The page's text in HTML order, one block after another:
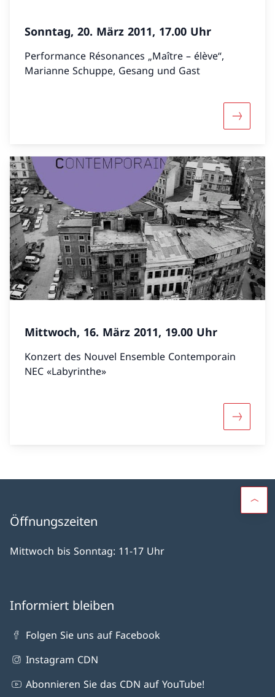
Sonntag, 20. März 2011, 17.00 Uhr
Performance Résonances „Maître – élève“,
Marianne Schuppe, Gesang und Gast
Mehr
Mittwoch, 16. März 2011, 19.00 Uhr
Konzert des Nouvel Ensemble Contemporain
NEC «Labyrinthe»
Mehr
Öffnungszeiten
Mittwoch bis Sonntag: 11-17 Uhr
Informiert bleiben
Folgen Sie uns auf Facebook
Instagram CDN
Abonnieren Sie das CDN auf YouTube!